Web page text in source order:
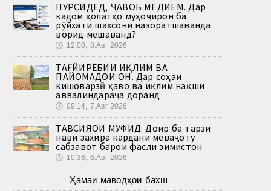
ПУРСИДЕД, ҶАВОБ МЕДИҲЕМ. Дар
кадом ҳолатҳо муҳоҷирон ба
рӯйхати шахсони назоратшаванда
ворид мешаванд?
🕔 12:00, 8.Авг 2026
ТАҒЙИРЁБИИ ИҚЛИМ ВА
ПАЙОМАДҲОИ ОН. Дар соҳаи
кишоварзӣ ҳаво ва иқлим нақши
аввалиндараҷа доранд
🕔 09:14, 7.Авг 2026
ТАВСИЯҲОИ МУФИД. Доир ба тарзи
нави захира кардани меваҷоту
сабзавот барои фасли зимистон
🕔 10:36, 6.Авг 2026
Ҳамаи маводҳои бахш